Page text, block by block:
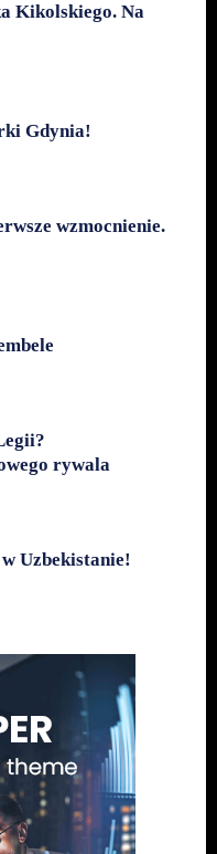
Kikolskiego. Na
Gdynia!
wzmocnienie.
rywala
Uzbekistanie!